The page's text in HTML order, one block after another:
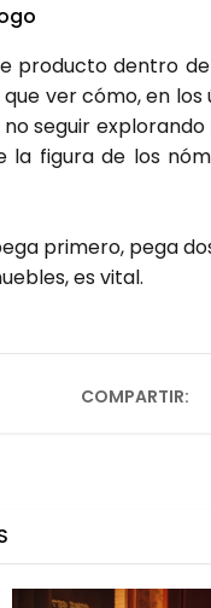
pro­duc­to den­tro
que ver cómo, en
no seguir
figu­ra de los
pri­me­ro, pega
es vital.
COMPARTIR: